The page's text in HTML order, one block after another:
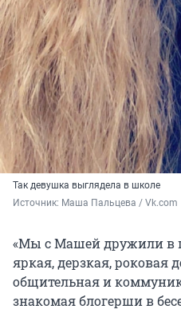
Так девушка выглядела в школе
Источник: Маша Пальцева / Vk.com
«Мы с Машей дружили в
яркая, дерзкая, роковая
общительная и
знакомая блогерши в